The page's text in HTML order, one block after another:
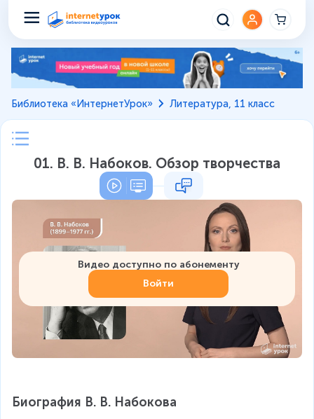
Библиотека «ИнтернетУрок» Литература, 11 класс
01. В. В. Набоков. Обзор творчества
Видео доступно по абонементу
Войти
Биография В. В. Набокова